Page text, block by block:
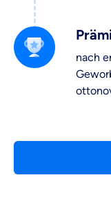
nach